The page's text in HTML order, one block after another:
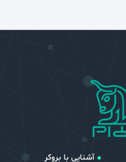
آشنایی با بروکر